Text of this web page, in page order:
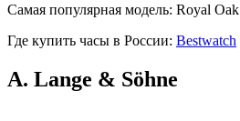
Самая популярная модель: Royal Oak
Где купить часы в России: Bestwatch
A. Lange & Söhne